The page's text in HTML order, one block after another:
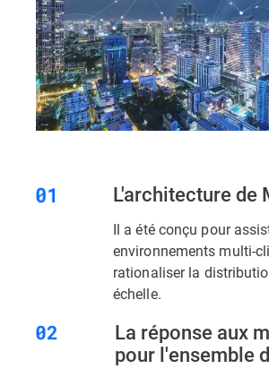
L'architecture de
Il a été conçu pour
environnements multi-
rationaliser la
échelle.
La réponse aux
pour l'ensemble